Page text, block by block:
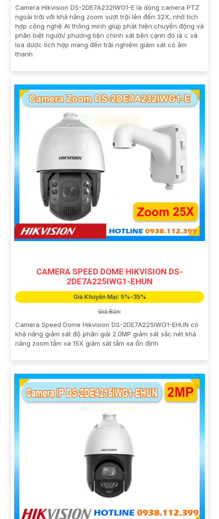
Camera Hikvision DS-2DE7A232IWG1-E là dòng camera PTZ
ngoài trời với khả năng zoom vượt trội lên đến 32X, nhờ tích
hợp công nghệ AI thông minh giúp phát hiện chuyển động và
phân biệt người/ phương tiện chính xát bên cạnh đó là c và
loa dược tích hợp mang đến trãi nghiệm giám sát có âm
thanh
CAMERA SPEED DOME HIKVISION DS-
2DE7A225IWG1-EHUN
Giá Khuyến Mại: 5%-35%
Giá Bán:
Camera Speed Dome Hikvision DS-2DE7A225IWG1-EHUN có
khả năng giám sát độ phân giải 2.0MP giám sát sắc nét khả
năng zoom tầm xa 15X giám sát tầm xa ổn định